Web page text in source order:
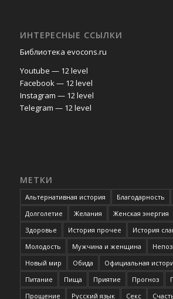
ИНТЕРЕСНЫЕ ССЫЛКИ
Библиотека evocons.ru
Youtube — 12 level
Facebook — 12 level
Instagram — 12 level
Telegram — 12 level
МЕТКИ
Альтернативная история Благодарность
Долголетие
Желания Женская энергия
Здоровье
История прочее История
Молодость
Мужчина и женщина
Новый мир
Обида Официальная
Питание
Пища Приятие Прогноз
Прощение
Русский язык Секс